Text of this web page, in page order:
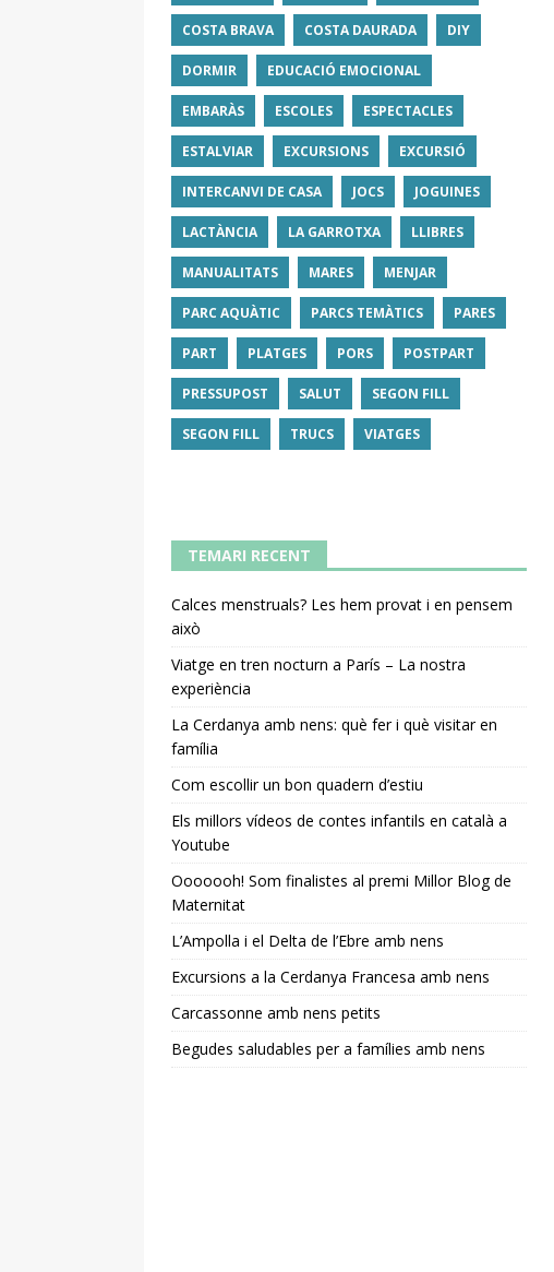
COSTA BRAVA COSTA DAURADA DIY
DORMIR EDUCACIÓ EMOCIONAL
EMBARÀS ESCOLES ESPECTACLES
ESTALVIAR EXCURSIONS EXCURSIÓ
INTERCANVI DE CASA JOCS JOGUINES
LACTÀNCIA LA GARROTXA LLIBRES
MANUALITATS MARES MENJAR
PARC AQUÀTIC PARCS TEMÀTICS PARES
PART PLATGES PORS POSTPART
PRESSUPOST SALUT SEGON FILL
SEGON FILL TRUCS VIATGES
TEMARI RECENT
Calces menstruals? Les hem provat i en pensem
això
Viatge en tren nocturn a París – La nostra
experiència
La Cerdanya amb nens: què fer i què visitar en
família
Com escollir un bon quadern d’estiu
Els millors vídeos de contes infantils en català a
Youtube
Ooooooh! Som finalistes al premi Millor Blog de
Maternitat
L’Ampolla i el Delta de l’Ebre amb nens
Excursions a la Cerdanya Francesa amb nens
Carcassonne amb nens petits
Begudes saludables per a famílies amb nens